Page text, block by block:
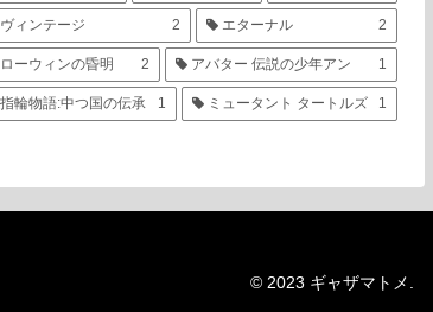
ヴィンテージ 2 エターナル 2
ローウィンの昏明 2 アバター 伝説の少年アン 1
指輪物語:中つ国の伝承 1 ミュータント タートルズ 1
© 2023 ギャザマトメ.